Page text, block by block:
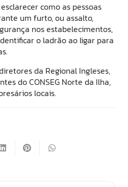
como as pessoas
um furto, ou assalto,
nos estabelecimentos,
o ladrão ao ligar para
da Regional Ingleses,
do CONSEG Norte da Ilha,
locais.